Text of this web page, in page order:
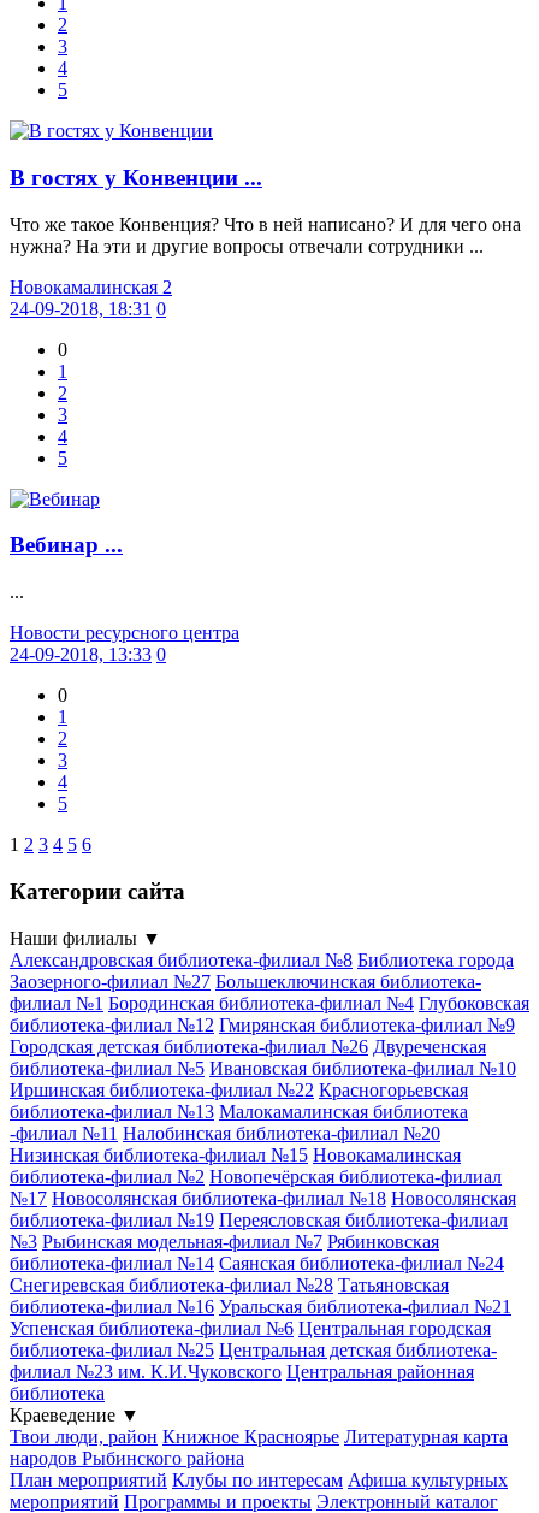
2
3
4
5
В гостях у Конвенции ...
Что же такое Конвенция? Что в ней написано? И для чего она
нужна? На эти и другие вопросы отвечали сотрудники ...
Новокамалинская 2
24-09-2018, 18:31 0
0
1
2
3
4
5
Вебинар ...
...
Новости ресурсного центра
24-09-2018, 13:33 0
0
1
2
3
4
5
1 2 3 4 5 6
Категории сайта
Наши филиалы ▼
Александровская библиотека-филиал №8 Библиотека города
Заозерного-филиал №27 Большеключинская библиотека-
филиал №1 Бородинская библиотека-филиал №4 Глубоковская
библиотека-филиал №12 Гмирянская библиотека-филиал №9
Городская детская библиотека-филиал №26 Двуреченская
библиотека-филиал №5 Ивановская библиотека-филиал №10
Иршинская библиотека-филиал №22 Красногорьевская
библиотека-филиал №13 Малокамалинская библиотека
-филиал №11 Налобинская библиотека-филиал №20
Низинская библиотека-филиал №15 Новокамалинская
библиотека-филиал №2 Новопечёрская библиотека-филиал
№17 Новосолянская библиотека-филиал №18 Новосолянская
библиотека-филиал №19 Переясловская библиотека-филиал
№3 Рыбинская модельная-филиал №7 Рябинковская
библиотека-филиал №14 Саянская библиотека-филиал №24
Снегиревская библиотека-филиал №28 Татьяновская
библиотека-филиал №16 Уральская библиотека-филиал №21
Успенская библиотека-филиал №6 Центральная городская
библиотека-филиал №25 Центральная детская библиотека-
филиал №23 им. К.И.Чуковского Центральная районная
библиотека
Краеведение ▼
Твои люди, район Книжное Красноярье Литературная карта
народов Рыбинского района
План мероприятий Клубы по интересам Афиша культурных
мероприятий Программы и проекты Электронный каталог